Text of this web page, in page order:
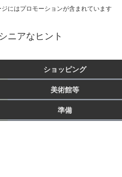
にはプロモーションが含まれています
ニアなヒント
ショッピング
美術館等
準備